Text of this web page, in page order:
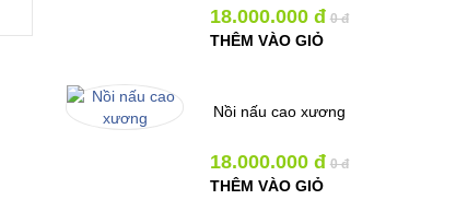
18.000.000 đ 0 đ
THÊM VÀO GIỎ
Nồi nấu cao xương
18.000.000 đ 0 đ
THÊM VÀO GIỎ